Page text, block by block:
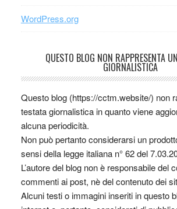
WordPress.org
QUESTO BLOG NON RAPPRESENTA
GIORNALISTICA
Questo blog (https://cctm.website/) non
testata giornalistica in quanto viene
alcuna periodicità.
Non può pertanto considerarsi un
sensi della legge italiana n° 62 del
L’autore del blog non è responsabile del
commenti ai post, nè del contenuto dei
Alcuni testi o immagini inseriti in questo